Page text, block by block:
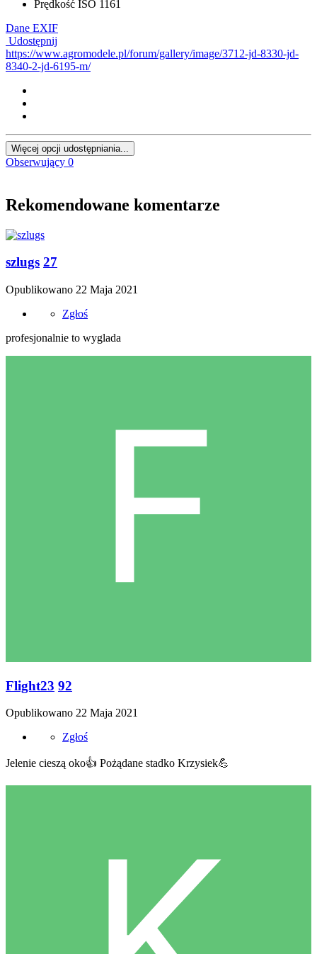
Prędkość ISO 1161
Dane EXIF
Udostępnij
https://www.agromodele.pl/forum/gallery/image/3712-jd-8330-jd-
8340-2-jd-6195-m/
Więcej opcji udostępniania...
Obserwujący 0
Rekomendowane komentarze
szlugs 27
Opublikowano 22 Maja 2021
Zgłoś
profesjonalnie to wyglada
Flight23 92
Opublikowano 22 Maja 2021
Zgłoś
Jelenie cieszą oko👍 Pożądane stadko Krzysiek💪